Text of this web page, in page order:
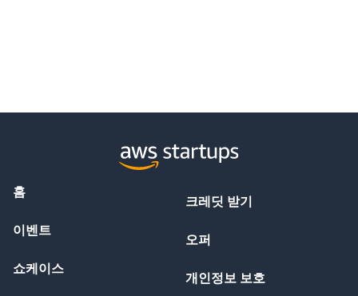
홈
이벤트
쇼케이스
크레딧 받기
오퍼
개인정보 보호